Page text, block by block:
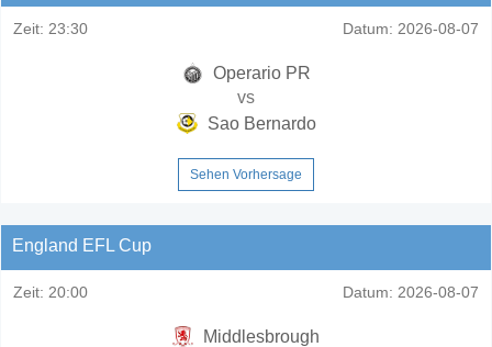
Zeit: 23:30 Datum: 2026-08-07
Operario PR
vs
Sao Bernardo
Sehen Vorhersage
England EFL Cup
Zeit: 20:00 Datum: 2026-08-07
Middlesbrough